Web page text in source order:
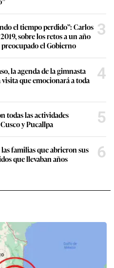
el tiempo perdido”: Carlos
sobre los retos a un año
preocupado el Gobierno
3
la agenda de la gimnasta
que emocionará a toda
4
todas las actividades
y Pucallpa
5
familias que abrieron sus
que llevaban años
6